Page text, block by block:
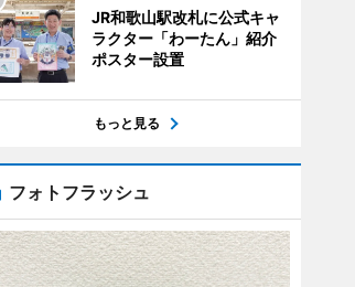
JR和歌山駅改札に公式キャ
ラクター「わーたん」紹介
ポスター設置
もっと見る
フォトフラッシュ